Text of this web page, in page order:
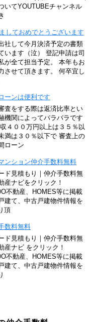
いてYOUTUBEチャンネル
しておめでとうございます
社して今月決済予定の書類
います（泣） 登記申請は司
が全て担当予定。 本年もお
させて頂きます。 何卒宜し
ーンは便利です
査をする際は返済比率とい
機関によってバラバラです
４００万円以上は３５％以
満は３０％以下で 審査上の
ローン
ンション仲介手数料無料
ド見積もり｜仲介手数料無
産ナビをクリック！
不動産、HOMES等に掲載
建て、中古戸建物件情報を
頂
数料無料
ド見積もり｜仲介手数料無
産ナビ をクリック！
不動産、HOMES等に掲載
建て、中古戸建物件情報を